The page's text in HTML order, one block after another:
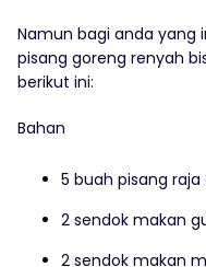
Namun bagi anda
pisang goreng renyah
berikut ini:
Bahan
5 buah pisang
2 sendok makan
2 sendok makan